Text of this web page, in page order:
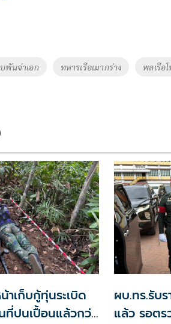
พันจ่าเอก ทหารเรือเมากร่าง พลเรือ
เก็บกู้ทุ่นระเบิด
ปนเปื้อนแล้วกว่า
ผบ.ทร.รับ
แล้ว รอตร